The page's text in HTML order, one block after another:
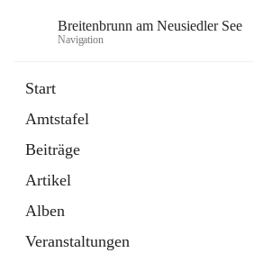
Breitenbrunn am Neusiedler See
Navigation
Start
Amtstafel
Beiträge
Artikel
Alben
Veranstaltungen
18 Schnellzugriffe
Gemeindeservice